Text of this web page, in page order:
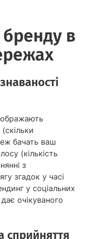
в
бачать ваш
(кількість
з
згадок у часі
у соціальних
очікуваного
сприйняття